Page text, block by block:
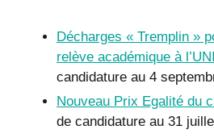
Décharges « Tremplin »
relève académique à
candidature au 4
Nouveau Prix Egalité du
de candidature au 31